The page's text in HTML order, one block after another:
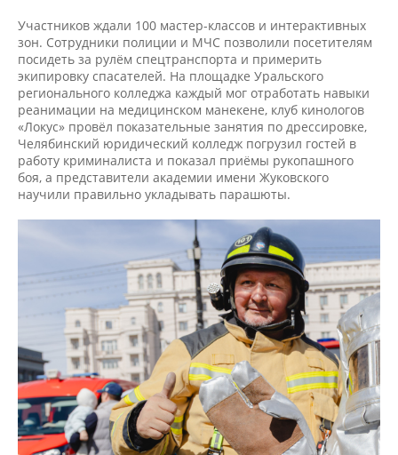
Участников ждали 100 мастер-классов и интерактивных
зон. Сотрудники полиции и МЧС позволили посетителям
посидеть за рулём спецтранспорта и примерить
экипировку спасателей. На площадке Уральского
регионального колледжа каждый мог отработать навыки
реанимации на медицинском манекене, клуб кинологов
«Локус» провёл показательные занятия по дрессировке,
Челябинский юридический колледж погрузил гостей в
работу криминалиста и показал приёмы рукопашного
боя, а представители академии имени Жуковского
научили правильно укладывать парашюты.